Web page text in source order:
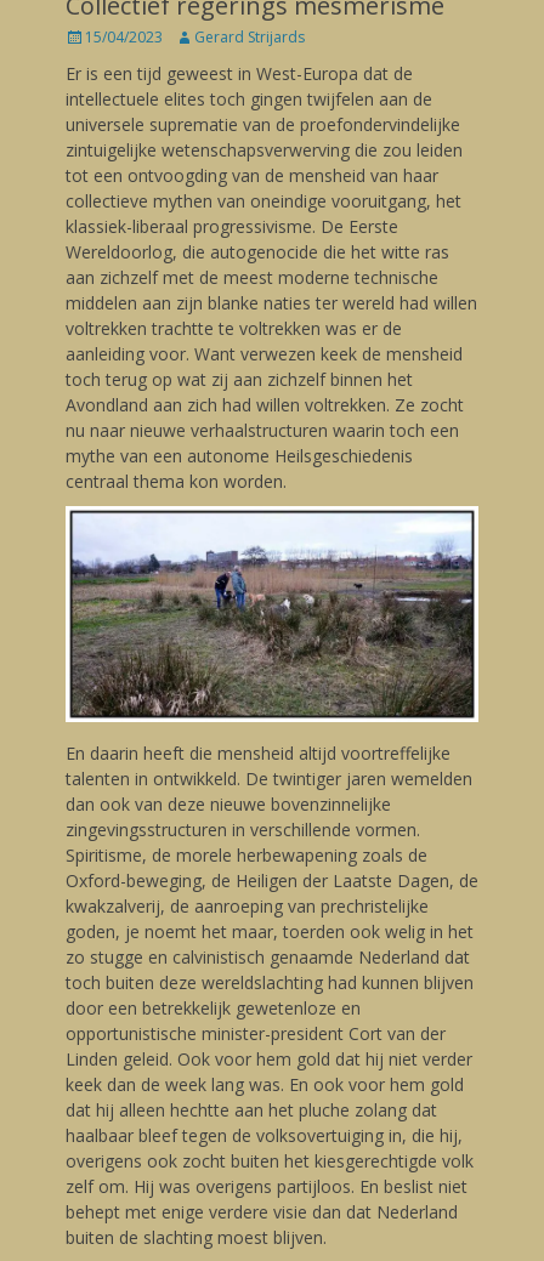
Posted
15/04/2023 Author
Gerard Strijards
Er is een tijd geweest in West-Europa dat de
intellectuele elites toch gingen twijfelen aan de
universele suprematie van de proefondervindelijke
zintuigelijke wetenschapsverwerving die zou leiden
tot een ontvoogding van de mensheid van haar
collectieve mythen van oneindige vooruitgang, het
klassiek-liberaal progressivisme. De Eerste
Wereldoorlog, die autogenocide die het witte ras
aan zichzelf met de meest moderne technische
middelen aan zijn blanke naties ter wereld had willen
voltrekken trachtte te voltrekken was er de
aanleiding voor. Want verwezen keek de mensheid
toch terug op wat zij aan zichzelf binnen het
Avondland aan zich had willen voltrekken. Ze zocht
nu naar nieuwe verhaalstructuren waarin toch een
mythe van een autonome Heilsgeschiedenis
centraal thema kon worden.
En daarin heeft die mensheid altijd voortreffelijke
talenten in ontwikkeld. De twintiger jaren wemelden
dan ook van deze nieuwe bovenzinnelijke
zingevingsstructuren in verschillende vormen.
Spiritisme, de morele herbewapening zoals de
Oxford-beweging, de Heiligen der Laatste Dagen, de
kwakzalverij, de aanroeping van prechristelijke
goden, je noemt het maar, toerden ook welig in het
zo stugge en calvinistisch genaamde Nederland dat
toch buiten deze wereldslachting had kunnen blijven
door een betrekkelijk gewetenloze en
opportunistische minister-president Cort van der
Linden geleid. Ook voor hem gold dat hij niet verder
keek dan de week lang was. En ook voor hem gold
dat hij alleen hechtte aan het pluche zolang dat
haalbaar bleef tegen de volksovertuiging in, die hij,
overigens ook zocht buiten het kiesgerechtigde volk
zelf om. Hij was overigens partijloos. En beslist niet
behept met enige verdere visie dan dat Nederland
buiten de slachting moest blijven.